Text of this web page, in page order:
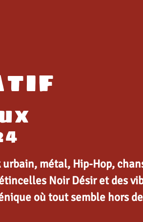
métal, Hip-Hop,
Noir Désir et des
où tout semble hors